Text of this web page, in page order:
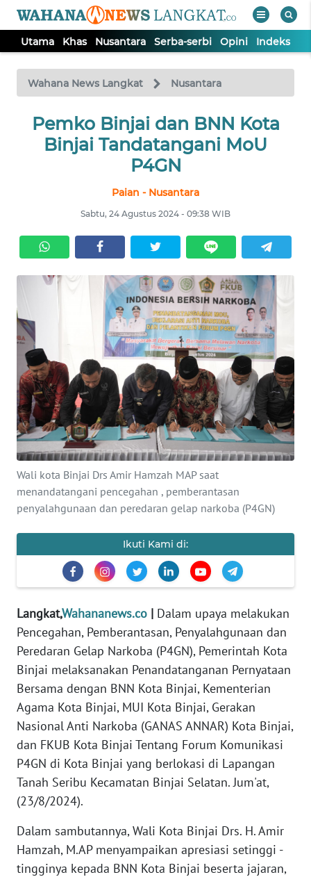
Utama Khas Nusantara Serba-serbi Opini Indeks
Wahana News Langkat Nusantara
Pemko Binjai dan BNN Kota
Binjai Tandatangani MoU
P4GN
Paian - Nusantara
Sabtu, 24 Agustus 2024 - 09:38 WIB
Wali kota Binjai Drs Amir Hamzah MAP saat
menandatangani pencegahan , pemberantasan
penyalahgunaan dan peredaran gelap narkoba (P4GN)
Ikuti Kami di:
Langkat,Wahananews.co | Dalam upaya melakukan
Pencegahan, Pemberantasan, Penyalahgunaan dan
Peredaran Gelap Narkoba (P4GN), Pemerintah Kota
Binjai melaksanakan Penandatanganan Pernyataan
Bersama dengan BNN Kota Binjai, Kementerian
Agama Kota Binjai, MUI Kota Binjai, Gerakan
Nasional Anti Narkoba (GANAS ANNAR) Kota Binjai,
dan FKUB Kota Binjai Tentang Forum Komunikasi
P4GN di Kota Binjai yang berlokasi di Lapangan
Tanah Seribu Kecamatan Binjai Selatan. Jum'at,
(23/8/2024).
Dalam sambutannya, Wali Kota Binjai Drs. H. Amir
Hamzah, M.AP menyampaikan apresiasi setinggi -
tingginya kepada BNN Kota Binjai beserta jajaran,
TV
Tutup
UTAMA
SERBA-
SERBI
Informasi
INDEKS
BERITA
KONTAK
KAMI
INFO
IKLAN
TENTANG
PEDOMAN
REDAKSI
KARIR
DISCLAIMER
Wahana
Regional
WN
WN
JAKARTA